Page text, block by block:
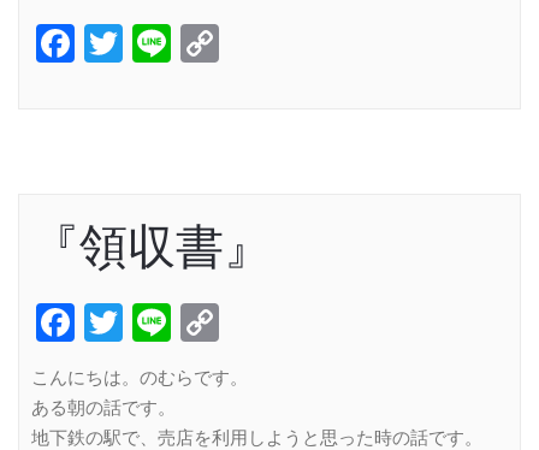
Facebook
Twitter
Line
『領収書』
Facebook
Twitter
Line
Link
こんにちは。のむらです。
ある朝の話です。
地下鉄の駅で、売店を利用しようと思った時の話です。